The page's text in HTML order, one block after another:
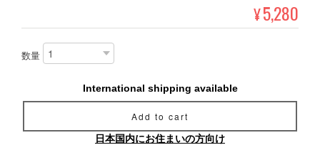
¥5,280
数量
International shipping available
Add to cart
日本国内にお住まいの方向け